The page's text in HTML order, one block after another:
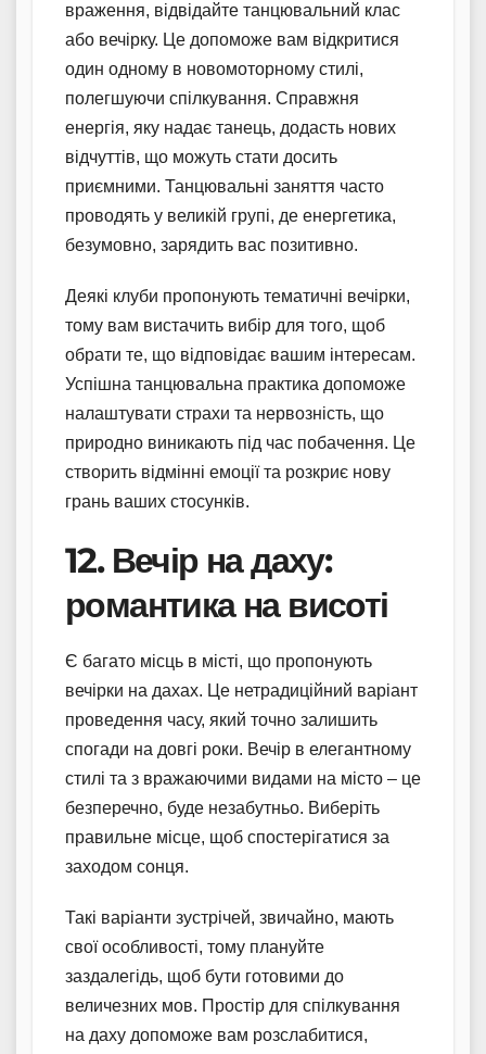
враження, відвідайте танцювальний клас
або вечірку. Це допоможе вам відкритися
один одному в новомоторному стилі,
полегшуючи спілкування. Справжня
енергія, яку надає танець, додасть нових
відчуттів, що можуть стати досить
приємними. Танцювальні заняття часто
проводять у великій групі, де енергетика,
безумовно, зарядить вас позитивно.
Деякі клуби пропонують тематичні вечірки,
тому вам вистачить вибір для того, щоб
обрати те, що відповідає вашим інтересам.
Успішна танцювальна практика допоможе
налаштувати страхи та нервозність, що
природно виникають під час побачення. Це
створить відмінні емоції та розкриє нову
грань ваших стосунків.
12. Вечір на даху:
романтика на висоті
Є багато місць в місті, що пропонують
вечірки на дахах. Це нетрадиційний варіант
проведення часу, який точно залишить
спогади на довгі роки. Вечір в елегантному
стилі та з вражаючими видами на місто – це
безперечно, буде незабутньо. Виберіть
правильне місце, щоб спостерігатися за
заходом сонця.
Такі варіанти зустрічей, звичайно, мають
свої особливості, тому плануйте
заздалегідь, щоб бути готовими до
величезних мов. Простір для спілкування
на даху допоможе вам розслабитися,